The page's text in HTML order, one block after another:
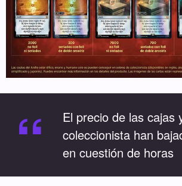
“
El precio de las cajas
coleccionista han
en cuestión de horas